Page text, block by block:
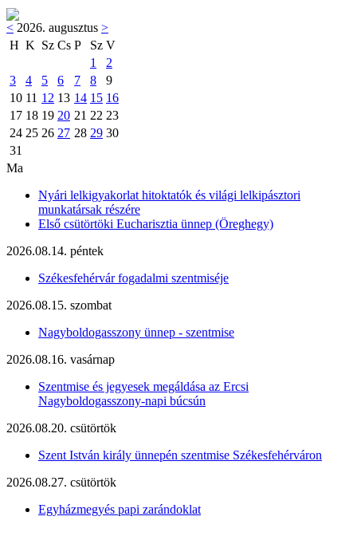
< 2026. augusztus >
H K Sz Cs P Sz V
1
2
3
4 5 6 7 8
9
10 11 12 13 14 15 16
17 18 19 20 21 22 23
24 25 26 27 28 29 30
31
Ma
Nyári lelkigyakorlat hitoktatók és világi lelkipásztori
munkatársak részére
Első csütörtöki Eucharisztia ünnep (Öreghegy)
2026.08.14. péntek
Székesfehérvár fogadalmi szentmiséje
2026.08.15. szombat
Nagyboldogasszony ünnep - szentmise
2026.08.16. vasárnap
Szentmise és jegyesek megáldása az Ercsi
Nagyboldogasszony-napi búcsún
2026.08.20. csütörtök
Szent István király ünnepén szentmise Székesfehérváron
2026.08.27. csütörtök
Egyházmegyés papi zarándoklat